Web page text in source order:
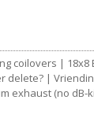
coilovers | 18x8
delete? |
exhaust (no dB-